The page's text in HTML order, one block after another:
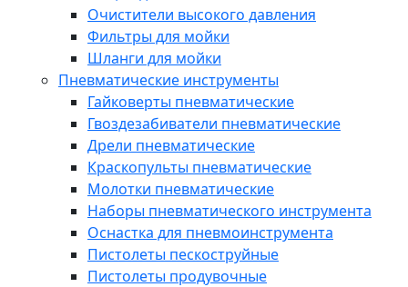
Очистители высокого давления
Фильтры для мойки
Шланги для мойки
Пневматические инструменты
Гайковерты пневматические
Гвоздезабиватели пневматические
Дрели пневматические
Краскопульты пневматические
Молотки пневматические
Наборы пневматического инструмента
Оснастка для пневмоинструмента
Пистолеты пескоструйные
Пистолеты продувочные